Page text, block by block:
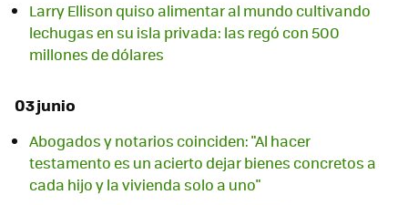
Larry Ellison quiso alimentar al mundo cultivando
lechugas en su isla privada: las regó con 500
millones de dólares
03 junio
Abogados y notarios coinciden: "Al hacer
testamento es un acierto dejar bienes concretos a
cada hijo y la vivienda solo a uno"